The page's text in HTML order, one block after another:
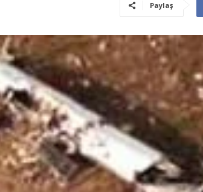
Paylaş